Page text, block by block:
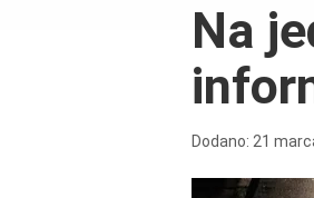
Na
Dodano: 21